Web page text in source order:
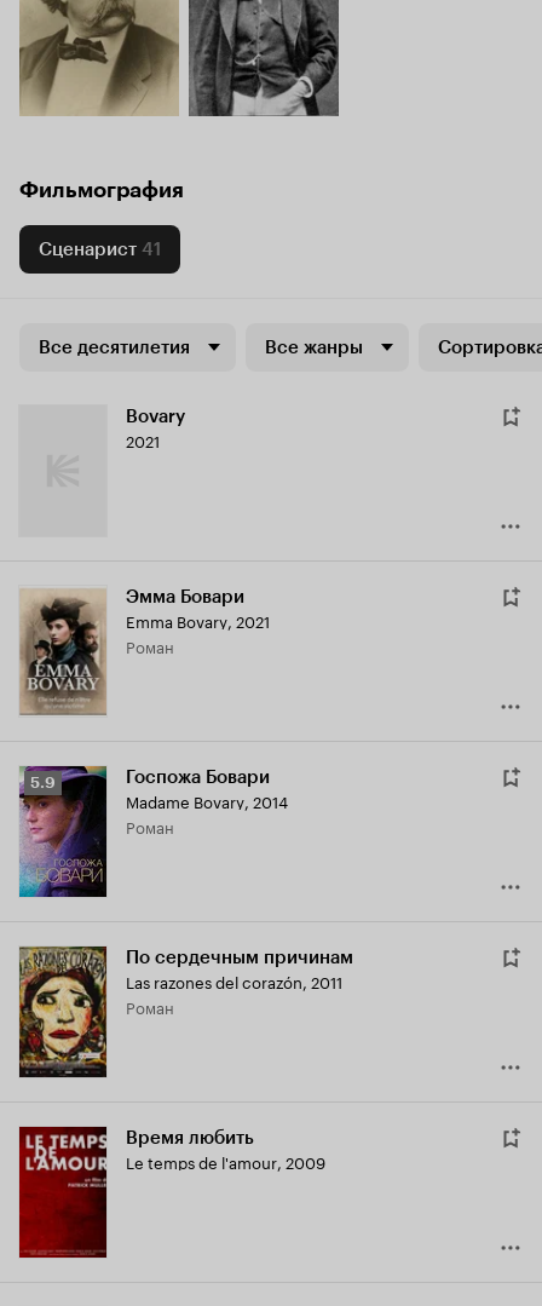
Фильмография
Сценарист 41
Все десятилетия Все жанры
Bovary
2021
Эмма Бовари
Emma Bovary, 2021
роман
Рейтинг
Кинопоиска
5.9
5.9 Госпожа Бовари
Madame Bovary, 2014
роман
По сердечным причинам
Las razones del corazón, 2011
роман
Время любить
Le temps de l'amour, 2009